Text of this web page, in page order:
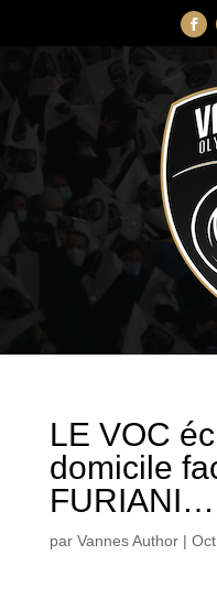
LE VOC
domicile
FURIANI…
par Vannes Author|